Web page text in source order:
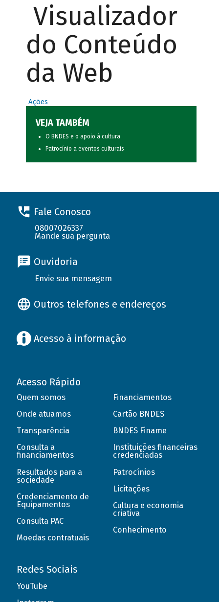
Visualizador
do Conteúdo
da Web
Ações
VEJA TAMBÉM
O BNDES e o apoio à cultura
Patrocínio a eventos culturais
Fale Conosco
08007026337
Mande sua pergunta
Ouvidoria
Envie sua mensagem
Outros telefones e endereços
Acesso à informação
Acesso Rápido
Quem somos
Onde atuamos
Transparência
Consulta a
financiamentos
Resultados para a
sociedade
Credenciamento de
Equipamentos
Consulta PAC
Moedas contratuais
Financiamentos
Cartão BNDES
BNDES Finame
Instituições financeiras
credenciadas
Patrocínios
Licitações
Cultura e economia
criativa
Conhecimento
Redes Sociais
YouTube